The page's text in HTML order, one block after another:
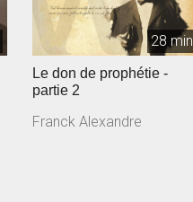
28 min
Le don de prophétie -
partie 2
Franck Alexandre